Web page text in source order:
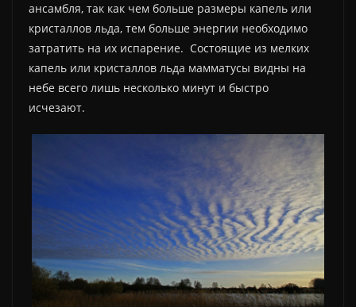
ансамбля, так как чем больше размеры капель или
кристаллов льда, тем больше энергии необходимо
затратить на их испарение. Состоящие из мелких
капель или кристаллов льда мамматусы видны на
небе всего лишь несколько минут и быстро
исчезают.